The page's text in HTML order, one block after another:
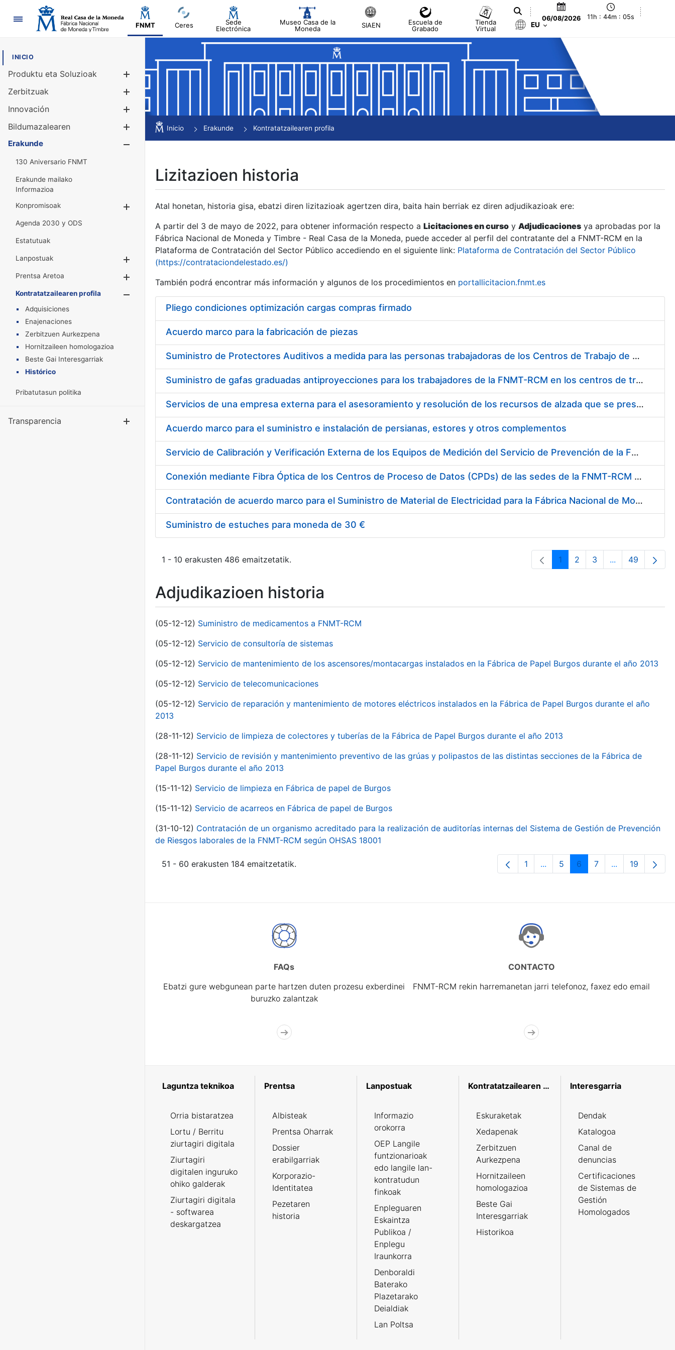
Nabigazioa
FNMT Ceres
Sede
Electrónica
Museo Casa de la
Moneda
SIAEN
Escuela de
Grabado
Tienda
Virtual
06/08/2026 11h : 44m : 06s
EU
INICIO
Produktu eta Soluzioak
Erakutsi/Ezkutatu
Zerbitzuak
Innovación
Bildumazalearen
Erakutsi/Ezkutatu
Erakunde
130 Aniversario FNMT
Erakunde mailako
Informazioa
Konpromisoak
Erakutsi/Ezkutatu
Agenda 2030 y ODS
Estatutuak
Lanpostuak
Erakutsi/Ezkutatu
Prentsa Aretoa
Erakutsi/Ezkutatu
Kontratatzailearen profila
Erakutsi/Ezkutatu
Adquisiciones
Enajenaciones
Zerbitzuen Aurkezpena
Hornitzaileen homologazioa
Beste Gai Interesgarriak
Histórico
Pribatutasun politika
Transparencia Erakutsi/Ezkutatu
Inicio Erakunde Kontratatzailearen profila
Lizitazioen historia
Atal honetan, historia gisa, ebatzi diren lizitazioak agertzen dira, baita hain berriak ez diren adjudikazioak ere:
A partir del 3 de mayo de 2022, para obtener información respecto a Licitaciones en curso y Adjudicaciones ya aprobadas por la
Fábrica Nacional de Moneda y Timbre - Real Casa de la Moneda, puede acceder al perfil del contratante del a FNMT-RCM en la
Plataforma de Contratación del Sector Público accediendo en el siguiente link: Plataforma de Contratación del Sector Público
(https://contrataciondelestado.es/)
También podrá encontrar más información y algunos de los procedimientos en portallicitacion.fnmt.es
Pliego condiciones optimización cargas compras firmado
Acuerdo marco para la fabricación de piezas
Suministro de Protectores Auditivos a medida para las personas trabajadoras de los Centros de Trabajo de Madrid y Burgos
Suministro de gafas graduadas antiproyecciones para los trabajadores de la FNMT-RCM en los centros de trabajo de Madrid y Burgos
Servicios de una empresa externa para el asesoramiento y resolución de los recursos de alzada que se presentan relacionados con procesos de selección para la FNMT-RCM
Acuerdo marco para el suministro e instalación de persianas, estores y otros complementos
Servicio de Calibración y Verificación Externa de los Equipos de Medición del Servicio de Prevención de la FNMT-RCM
Conexión mediante Fibra Óptica de los Centros de Proceso de Datos (CPDs) de las sedes de la FNMT-RCM de Burgos y Madrid
Contratación de acuerdo marco para el Suministro de Material de Electricidad para la Fábrica Nacional de Moneda y Timbre-Real Casa de la Moneda en su centro de trabajo de Burgos
Suministro de estuches para moneda de 30 €
1 - 10 erakusten 486 emaitzetatik. Orrialdea
1 Orrialdea
2 Orrialdea
3 ...Intermediate
Orrialdea
49
Adjudikazioen historia
(05-12-12) Suministro de medicamentos a FNMT-RCM
(05-12-12) Servicio de consultoría de sistemas
(05-12-12) Servicio de mantenimiento de los ascensores/montacargas instalados en la Fábrica de Papel Burgos durante el año 2013
(05-12-12) Servicio de telecomunicaciones
(05-12-12) Servicio de reparación y mantenimiento de motores eléctricos instalados en la Fábrica de Papel Burgos durante el año
2013
(28-11-12) Servicio de limpieza de colectores y tuberías de la Fábrica de Papel Burgos durante el año 2013
(28-11-12) Servicio de revisión y mantenimiento preventivo de las grúas y polipastos de las distintas secciones de la Fábrica de
Papel Burgos durante el año 2013
(15-11-12) Servicio de limpieza en Fábrica de papel de Burgos
(15-11-12) Servicio de acarreos en Fábrica de papel de Burgos
(31-10-12) Contratación de un organismo acreditado para la realización de auditorías internas del Sistema de Gestión de Prevención
de Riesgos laborales de la FNMT-RCM según OHSAS 18001
51 - 60 erakusten 184 emaitzetatik. Orrialdea
1 ...Intermediate Pages Use TAB to
Orrialdea
5 Orrialdea
6 Orrialdea
7 ...Intermediate
Orrialdea
19
FAQs
Ebatzi gure webgunean parte hartzen duten prozesu exberdinei
buruzko zalantzak
CONTACTO
FNMT-RCM rekin harremanetan jarri telefonoz, faxez edo email
Laguntza teknikoa
Orria bistaratzea
Lortu / Berritu
ziurtagiri digitala
Ziurtagiri
digitalen inguruko
ohiko galderak
Ziurtagiri digitala
- softwarea
deskargatzea
Prentsa
Albisteak
Prentsa Oharrak
Dossier
erabilgarriak
Korporazio-
Identitatea
Pezetaren
historia
Lanpostuak
Informazio
orokorra
OEP Langile
funtzionarioak
edo langile lan-
kontratudun
finkoak
Enpleguaren
Eskaintza
Publikoa /
Enplegu
Iraunkorra
Denboraldi
Baterako
Plazetarako
Deialdiak
Lan Poltsa
Kontratatzailearen profila
Eskuraketak
Xedapenak
Zerbitzuen
Aurkezpena
Hornitzaileen
homologazioa
Beste Gai
Interesgarriak
Historikoa
Interesgarria
Dendak
Katalogoa
Canal de
denuncias
Certificaciones
de Sistemas de
Gestión
Homologados